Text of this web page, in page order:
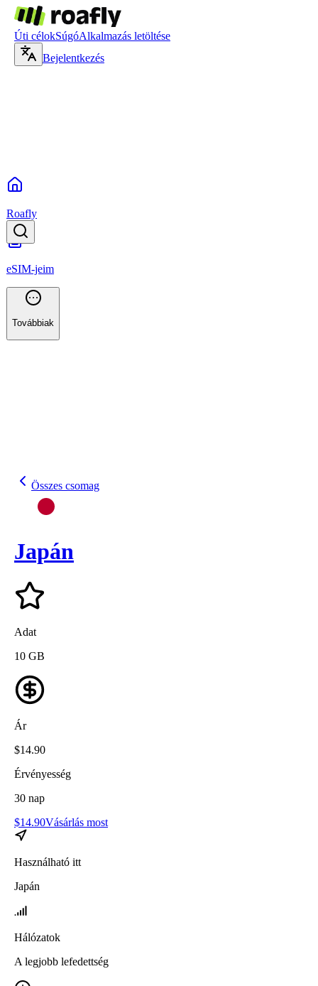
Úti célokSúgóAlkalmazás letöltése
Bejelentkezés
Roafly
eSIM-jeim
Továbbiak
Összes csomag
Japán
Adat
10 GB
Ár
$14.90
Érvényesség
30 nap
$14.90Vásárlás most
Használható itt
Japán
Hálózatok
A legjobb lefedettség